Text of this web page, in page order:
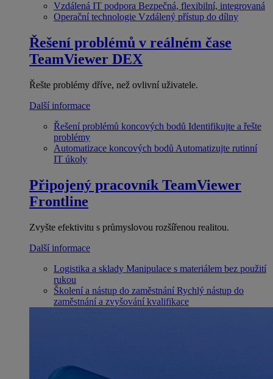
Vzdálená IT podpora Bezpečná, flexibilní, integrovaná
Operační technologie Vzdálený přístup do dílny
Řešení problémů v reálném čase
TeamViewer DEX
Řešte problémy dříve, než ovlivní uživatele.
Další informace
Řešení problémů koncových bodů Identifikujte a řešte
problémy
Automatizace koncových bodů Automatizujte rutinní
IT úkoly
Připojený pracovník TeamViewer
Frontline
Zvyšte efektivitu s průmyslovou rozšířenou realitou.
Další informace
Logistika a sklady Manipulace s materiálem bez použití
rukou
Školení a nástup do zaměstnání Rychlý nástup do
zaměstnání a zvyšování kvalifikace